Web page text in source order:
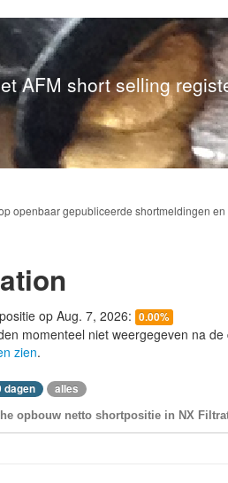
AFM short selling
openbaar gepubliceerde shortmeldingen
op Aug. 7, 2026: 0.00%
momenteel niet weergegeven na
zien.
dagen alles
opbouw netto shortpositie in NX